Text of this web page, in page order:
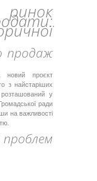
продаж
новий проєкт
з найстаріших
у
ради
на важливості